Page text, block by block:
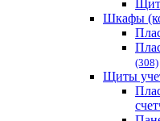
Шкафы
(308)
Щиты